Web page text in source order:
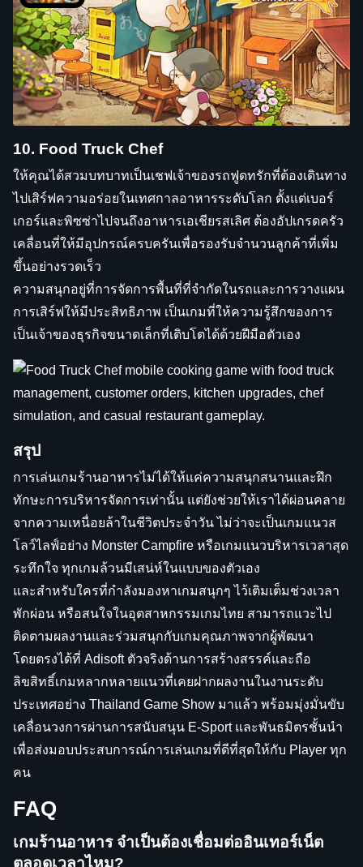
10. Food Truck Chef
ให้คุณได้สวมบทบาทเป็นเชฟเจ้าของรถฟูดทรักที่ต้องเดินทาง
ไปเสิร์ฟความอร่อยในเทศกาลอาหารระดับโลก ตั้งแต่เบอร์
เกอร์และพิซซ่าไปจนถึงอาหารเอเชียรสเลิศ ต้องอัปเกรดครัว
เคลื่อนที่ให้มีอุปกรณ์ครบครันเพื่อรองรับจำนวนลูกค้าที่เพิ่ม
ขึ้นอย่างรวดเร็ว
ความสนุกอยู่ที่การจัดการพื้นที่ที่จำกัดในรถและการวางแผน
การเสิร์ฟให้มีประสิทธิภาพ เป็นเกมที่ให้ความรู้สึกของการ
เป็นเจ้าของธุรกิจขนาดเล็กที่เติบโตได้ด้วยฝีมือตัวเอง
สรุป
การเล่นเกมร้านอาหารไม่ได้ให้แค่ความสนุกสนานและฝึก
ทักษะการบริหารจัดการเท่านั้น แต่ยังช่วยให้เราได้ผ่อนคลาย
จากความเหนื่อยล้าในชีวิตประจำวัน ไม่ว่าจะเป็นเกมแนวส
โลว์ไลฟ์อย่าง Monster Campfire หรือเกมแนวบริหารเวลาสุด
ระทึกใจ ทุกเกมล้วนมีเสน่ห์ในแบบของตัวเอง
และสำหรับใครที่กำลังมองหาเกมสนุกๆ ไว้เติมเต็มช่วงเวลา
พักผ่อน หรือสนใจในอุตสาหกรรมเกมไทย สามารถแวะไป
ติดตามผลงานและร่วมสนุกกับเกมคุณภาพจากผู้พัฒนา
โดยตรงได้ที่ Adisoft ตัวจริงด้านการสร้างสรรค์และถือ
ลิขสิทธิ์เกมหลากหลายแนวที่เคยฝากผลงานในงานระดับ
ประเทศอย่าง Thailand Game Show มาแล้ว พร้อมมุ่งมั่นขับ
เคลื่อนวงการผ่านการสนับสนุน E-Sport และพันธมิตรชั้นนำ
เพื่อส่งมอบประสบการณ์การเล่นเกมที่ดีที่สุดให้กับ Player ทุก
คน
FAQ
เกมร้านอาหาร จำเป็นต้องเชื่อมต่ออินเทอร์เน็ต
ตลอดเวลาไหม?